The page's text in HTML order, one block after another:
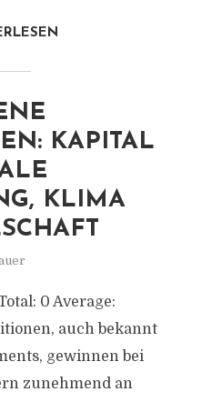
KAPITAL
KLIMA
0 Average:
auch bekannt
gewinnen bei
zunehmend an